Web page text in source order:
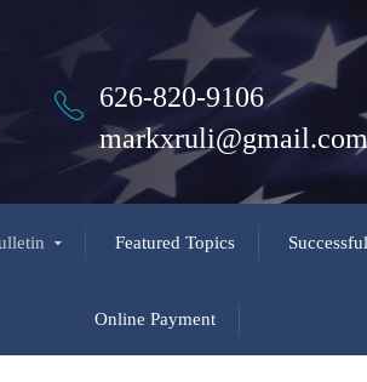
626-820-9106
markxruli@gmail.com
Featured Topics
Online Payment